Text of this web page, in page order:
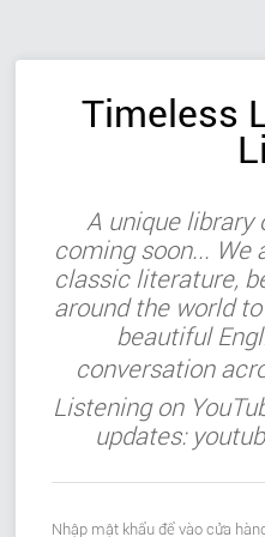
Timeless
A unique library
coming soon... We
classic literature,
around the world
beautiful
conversation
Listening on
updates:
Nhập mật khẩu để vào cửa